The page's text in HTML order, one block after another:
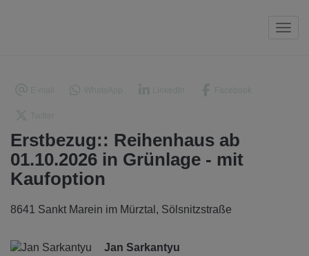
Erstbezug:: Reihenhaus ab
01.10.2026 in Grünlage - mit
Kaufoption
8641 Sankt Marein im Mürztal , Sölsnitzstraße
Jan Sarkantyu